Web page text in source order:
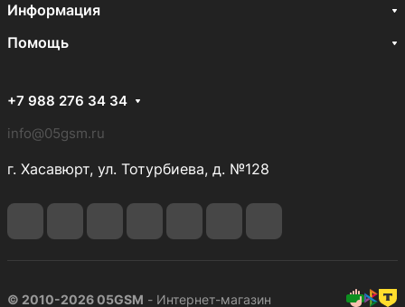
Информация
Помощь
+7 988 276 34 34
info@05gsm.ru
г. Хасавюрт, ул. Тотурбиева, д. №128
© 2010-2026 05GSM - Интернет-магазин